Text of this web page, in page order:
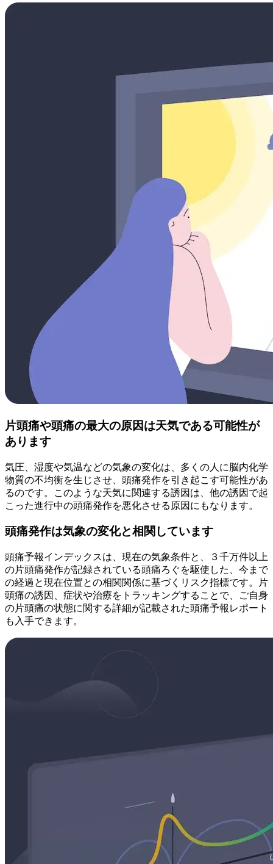
片頭痛や頭痛の最大の原因は天気である可能性が
あります
気圧、湿度や気温などの気象の変化は、多くの人に脳内化学
物質の不均衡を生じさせ、頭痛発作を引き起こす可能性があ
るのです。このような天気に関連する誘因は、他の誘因で起
こった進行中の頭痛発作を悪化させる原因にもなります。
頭痛発作は気象の変化と相関しています
頭痛予報インデックスは、現在の気象条件と、３千万件以上
の片頭痛発作が記録されている頭痛ろぐを駆使した、今まで
の経過と現在位置との相関関係に基づくリスク指標です。片
頭痛の誘因、症状や治療をトラッキングすることで、ご自身
の片頭痛の状態に関する詳細が記載された頭痛予報レポート
も入手できます。